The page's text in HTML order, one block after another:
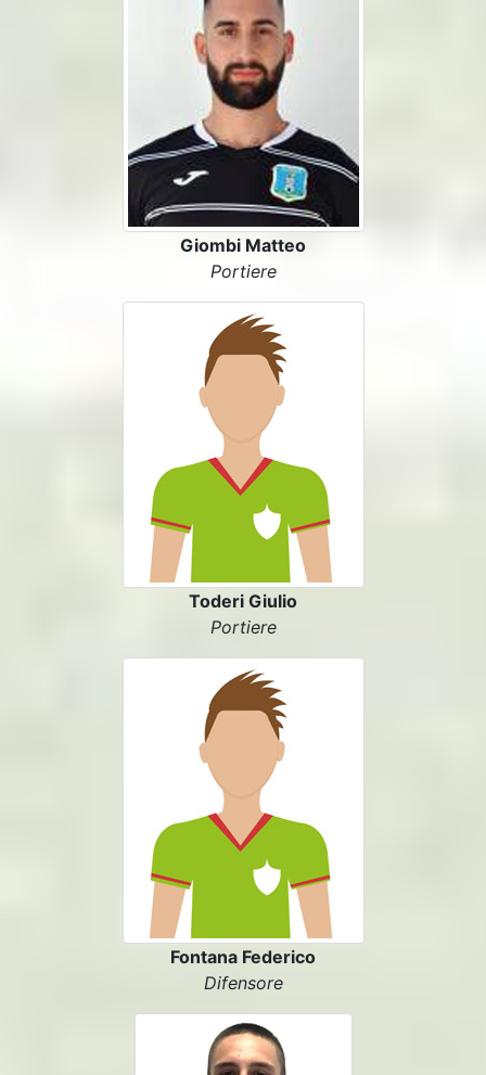
Giombi Matteo
Portiere
Toderi Giulio
Portiere
Fontana Federico
Difensore